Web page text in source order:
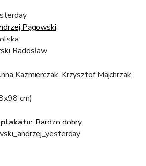
Pągowski
Radosław
Kazmierczak, Krzysztof Majchrzak
cm)
Bardzo dobry